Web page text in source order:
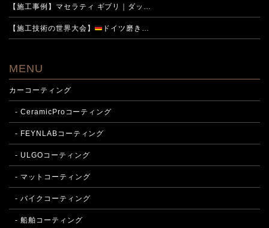
【施工事例】マセラティ ギブリ｜ダッ…
【施工技術の世界大会】 ドイツ磨き…
MENU
カーコーティング
- CeramicProコーティング
- FEYNLABコーティング
- ULGOコーティング
- マットコーティング
- バイクコーティング
- 船舶コーティング